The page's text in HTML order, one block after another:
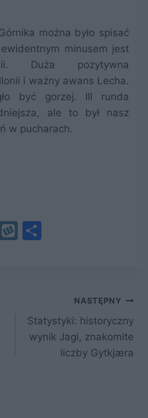
można było spisać
minusem jest
Duża pozytywna
i ważny awans Lecha.
być gorzej. III runda
ale to był nasz
w pucharach.
R
W
NASTĘPNY
Statystyki: historyczny
wynik Jagi, znakomite
liczby Gytkjæra